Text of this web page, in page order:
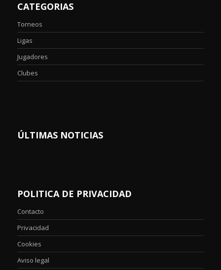
CATEGORIAS
Torneos
Ligas
Jugadores
Clubes
ÚLTIMAS NOTICIAS
POLITICA DE PRIVACIDAD
Contacto
Privacidad
Cookies
Aviso legal